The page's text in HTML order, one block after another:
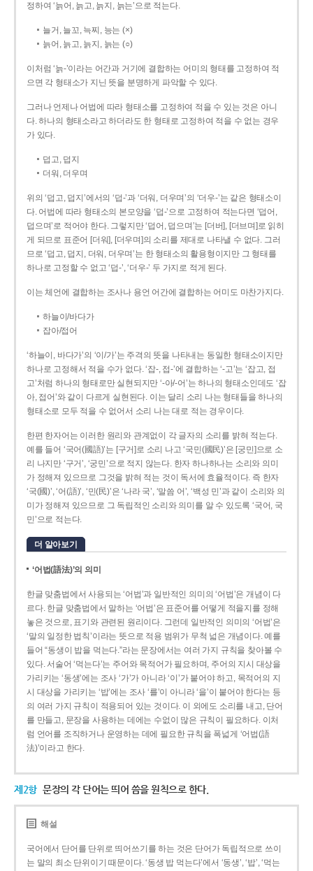
정하여 ‘늙어, 늙고, 늙지, 늙는’으로 적는다.
늘거, 늘꼬, 늑찌, 능는 (×)
늙어, 늙고, 늙지, 늙는 (○)
이처럼 ‘늙-­’이라는 어간과 거기에 결합하는 어미의 형태를 고정하여 적
으면 각 형태소가 지닌 뜻을 분명하게 파악할 수 있다.
그러나 언제나 어법에 따라 형태소를 고정하여 적을 수 있는 것은 아니
다. 하나의 형태소라고 하더라도 한 형태로 고정하여 적을 수 없는 경우
가 있다.
덥고, 덥지
더워, 더우며
위의 ‘덥고, 덥지’에서의 ‘덥-­’과 ‘더워, 더우며’의 ‘더우-­’는 같은 형태소이
다. 어법에 따라 형태소의 본모양을 ‘덥-­’으로 고정하여 적는다면 ‘덥어,
덥으며’로 적어야 한다. 그렇지만 ‘덥어, 덥으며’는 [더버], [더브며]로 읽히
게 되므로 표준어 [더워], [더우며]의 소리를 제대로 나타낼 수 없다. 그러
므로 ‘덥고, 덥지, 더워, 더우며’는 한 형태소의 활용형이지만 그 형태를
하나로 고정할 수 없고 ‘덥-’, ‘더우-’ 두 가지로 적게 된다.
이는 체언에 결합하는 조사나 용언 어간에 결합하는 어미도 마찬가지다.
하늘이/바다가
잡아/접어
‘하늘이, 바다가’의 ‘이/가’는 주격의 뜻을 나타내는 동일한 형태소이지만
하나로 고정해서 적을 수가 없다. ‘잡-, 접-’에 결합하는 ‘-고’는 ‘잡고, 접
고’처럼 하나의 형태로만 실현되지만 ‘-아/-어’는 하나의 형태소인데도 ‘잡
아, 접어’와 같이 다르게 실현된다. 이는 달리 소리 나는 형태들을 하나의
형태소로 모두 적을 수 없어서 소리 나는 대로 적는 경우이다.
한편 한자어는 이러한 원리와 관계없이 각 글자의 소리를 밝혀 적는다.
예를 들어 ‘국어(國語)’는 [구거]로 소리 나고 ‘국민(國民)’은 [궁민]으로 소
리 나지만 ‘구거’, ‘궁민’으로 적지 않는다. 한자 하나하나는 소리와 의미
가 정해져 있으므로 그것을 밝혀 적는 것이 독서에 효율적이다. 즉 한자
‘국(國)’, ‘어(語)’, ‘민(民)’은 ‘나라 국’, ‘말씀 어’, ‘백성 민’과 같이 소리와 의
미가 정해져 있으므로 그 독립적인 소리와 의미를 알 수 있도록 ‘국어, 국
민’으로 적는다.
더 알아보기
‘어법(語法)’의 의미
한글 맞춤법에서 사용되는 ‘어법’과 일반적인 의미의 ‘어법’은 개념이 다
르다. 한글 맞춤법에서 말하는 ‘어법’은 표준어를 어떻게 적을지를 정해
놓은 것으로, 표기와 관련된 원리이다. 그런데 일반적인 의미의 ‘어법’은
‘말의 일정한 법칙’이라는 뜻으로 적용 범위가 무척 넓은 개념이다. 예를
들어 “동생이 밥을 먹는다.”라는 문장에서는 여러 가지 규칙을 찾아볼 수
있다. 서술어 ‘먹는다’는 주어와 목적어가 필요하며, 주어의 지시 대상을
가리키는 ‘동생’에는 조사 ‘가’가 아니라 ‘이’가 붙어야 하고, 목적어의 지
시 대상을 가리키는 ‘밥’에는 조사 ‘를’이 아니라 ‘을’이 붙어야 한다는 등
의 여러 가지 규칙이 적용되어 있는 것이다. 이 외에도 소리를 내고, 단어
를 만들고, 문장을 사용하는 데에는 수없이 많은 규칙이 필요하다. 이처
럼 언어를 조직하거나 운영하는 데에 필요한 규칙을 폭넓게 ‘어법(語
法)’이라고 한다.
제2항 문장의 각 단어는 띄어 씀을 원칙으로 한다.
해설
국어에서 단어를 단위로 띄어쓰기를 하는 것은 단어가 독립적으로 쓰이
는 말의 최소 단위이기 때문이다. ‘동생 밥 먹는다’에서 ‘동생’, ‘밥’, ‘먹는